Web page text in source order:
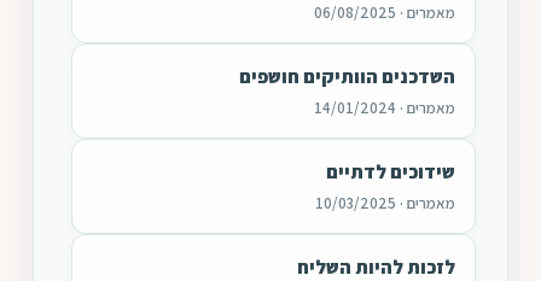
מאמרים · 06/08/2025
השדכנים הוותיקים חושפים
מאמרים · 14/01/2024
שידוכים לדתיים
מאמרים · 10/03/2025
לזכות להיות השליח